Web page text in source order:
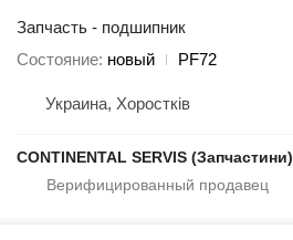
Запчасть - подшипник
Состояние новый PF72
Украина, Хоростків
CONTINENTAL SERVIS (Запчастини)